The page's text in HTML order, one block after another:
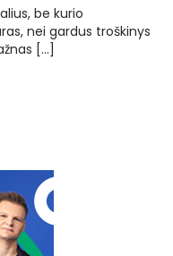
be kurio
nei gardus troškinys
[…]